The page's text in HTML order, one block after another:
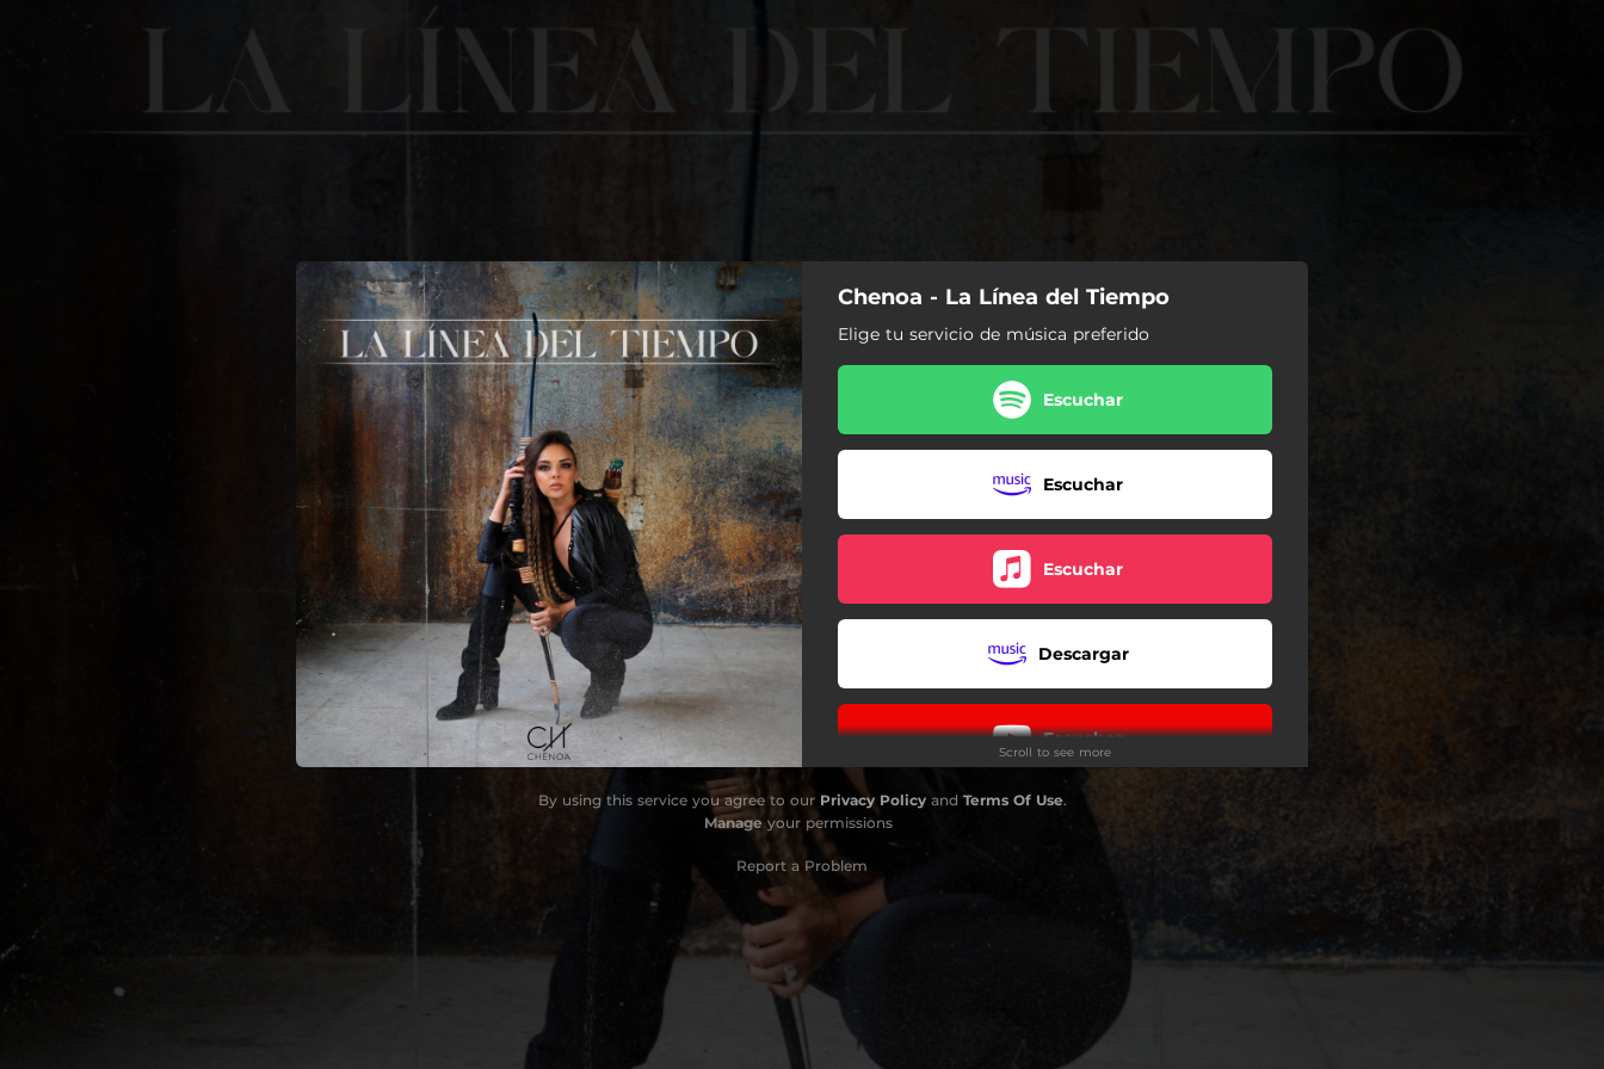
You're all set!
Chenoa - La Línea del Tiempo
Elige tu servicio de música preferido
Escuchar
Escuchar
Escuchar
Descargar
Escuchar
Descargar
Scroll to see more
By using this service you agree to our Privacy Policyand Terms Of Use.
Manage your permissions
Report a Problem